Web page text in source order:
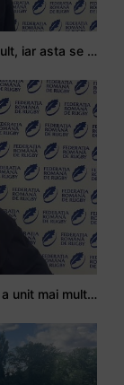
Stejarul Logan Weidner: Echipa a muncit mult, iar asta se va vedea în meciurile de la Nations Cup
Stejarul Iulian Hartig: A fost un turneu care a unit mai mult echipa